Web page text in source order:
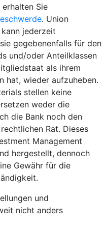
Sie
. Union
jederzeit
gegebenenfalls für den
und/oder Anteilklassen
als ihrem
hat, wieder aufzuheben.
stellen keine
weder die
die Bank noch den
Rat. Dieses
Management
hergestellt, dennoch
Gewähr für die
und
nicht anders